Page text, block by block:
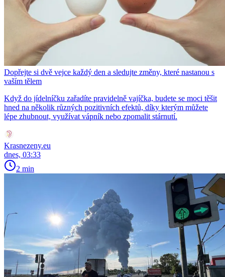
Dopřejte si dvě vejce každý den a sledujte změny, které nastanou s
vaším tělem
Když do jídelníčku zařadíte pravidelně vajíčka, budete se moci těšit
hned na několik různých pozitivních efektů, díky kterým můžete
lépe zhubnout, využívat vápník nebo zpomalit stárnutí.
Krasnezeny.eu
dnes, 03:33
2 min